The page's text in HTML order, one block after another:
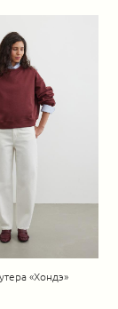
«Хондэ»